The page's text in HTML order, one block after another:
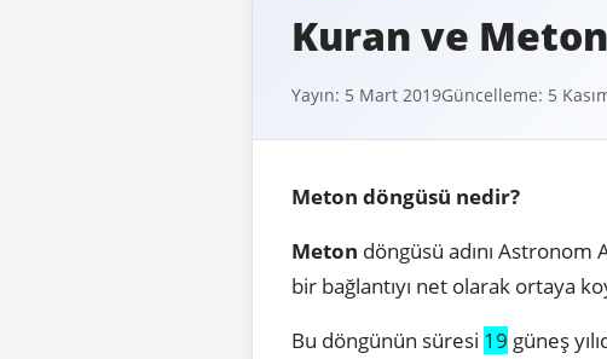
Kuran ve
Yayın: 5 Mart 2019Güncelleme: 5
Meton döngüsü nedir?
Meton döngüsü adını Astronom
bir bağlantıyı net olarak ortaya
Bu döngünün süresi 19 güneş